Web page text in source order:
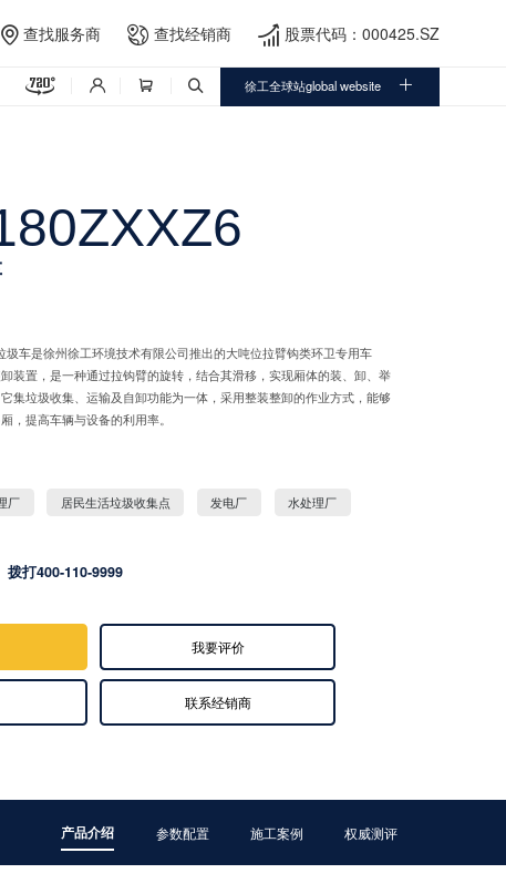
 查找服务商  查找经销商  股票代码：000425.SZ
    徐工全球站global website 
圾车是徐州徐工环境技术有限公司推出的大吨位拉臂钩类环卫专用车
装置，是一种通过拉钩臂的旋转，结合其滑移，实现厢体的装、卸、举
集垃圾收集、运输及自卸功能为一体，采用整装整卸的作业方式，能够
，提高车辆与设备的利用率。
厂 居民生活垃圾收集点 发电厂 水处理厂
拨打400-110-9999
我要评价
联系经销商
产品介绍 参数配置 施工案例 权威测评